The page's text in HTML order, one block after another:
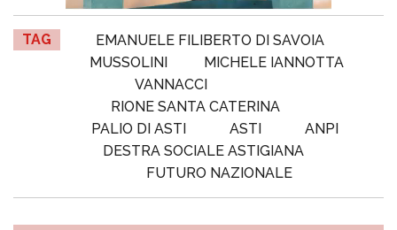
TAG
EMANUELE FILIBERTO DI SAVOIA
MUSSOLINI
MICHELE IANNOTTA
VANNACCI
RIONE SANTA CATERINA
PALIO DI ASTI
ASTI
ANPI
DESTRA SOCIALE ASTIGIANA
FUTURO NAZIONALE